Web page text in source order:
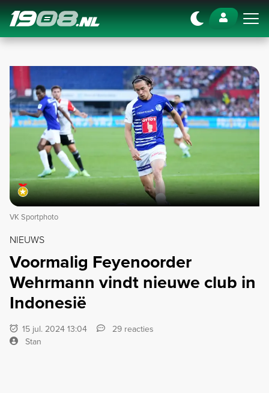
Navigation
VK Sportphoto
NIEUWS
Voormalig Feyenoorder
Wehrmann vindt nieuwe club in
Indonesië
15 jul. 2024 13:04
29 reacties
Stan